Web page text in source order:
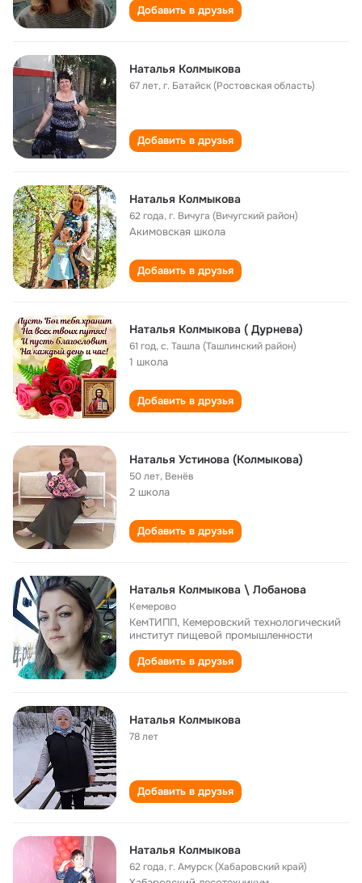
Добавить в друзья
Наталья Колмыкова
67 лет,г. Батайск (Ростовская область)
Добавить в друзья
Наталья Колмыкова
62 года,г. Вичуга (Вичугский район)
Акимовская школа
Добавить в друзья
Наталья Колмыкова ( Дурнева)
61 год,с. Ташла (Ташлинский район)
1 школа
Добавить в друзья
Наталья Устинова (Колмыкова)
50 лет, Венёв
2 школа
Добавить в друзья
Наталья Колмыкова \ Лобанова
Кемерово
КемТИПП, Кемеровский технологический
институт пищевой промышленности
Добавить в друзья
Наталья Колмыкова
78 лет
Добавить в друзья
Наталья Колмыкова
62 года,г. Амурск (Хабаровский край)